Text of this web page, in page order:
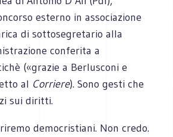
esterno in associazione
di sottosegretario alla
conferita a
(«grazie a Berlusconi e
al Corriere). Sono gesti che
sui diritti.
democristiani. Non credo.